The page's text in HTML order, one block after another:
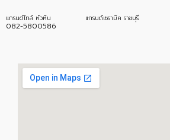
แกรนด์ไทล์ หัวหิน
082-5800586
แกรนด์เซรามิค ราชบุรี